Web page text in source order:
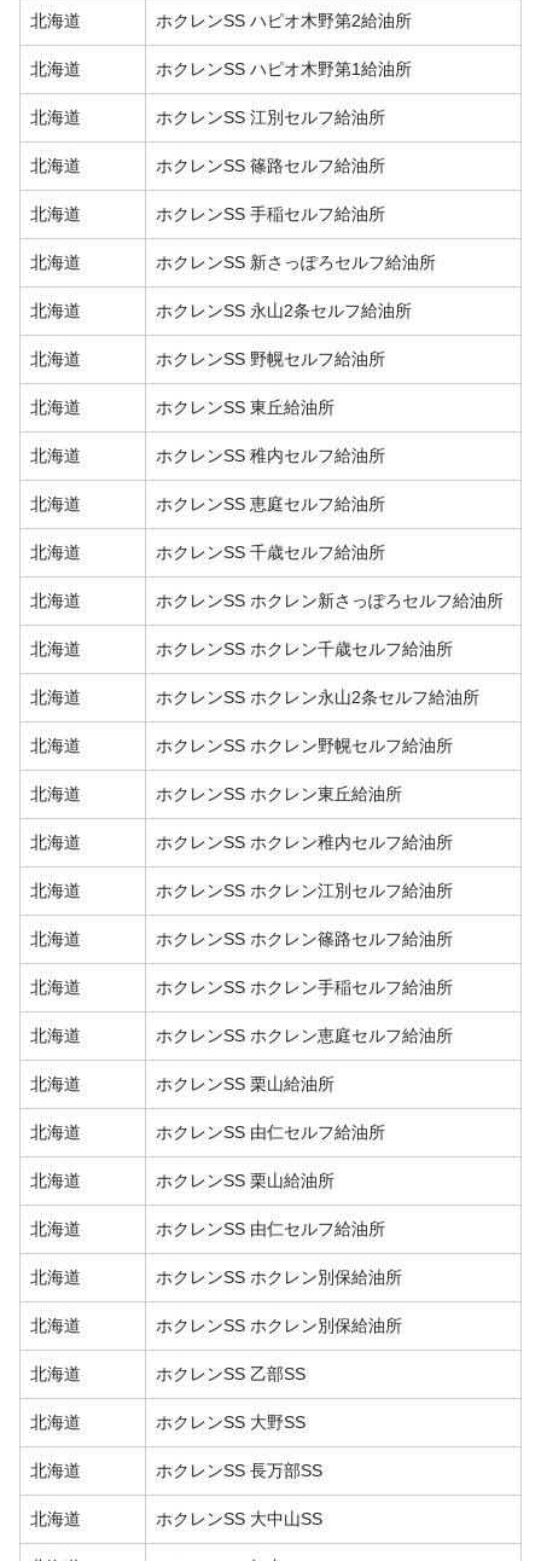
北海道 ホクレンSS ハピオ木野第2給油所
北海道 ホクレンSS ハピオ木野第1給油所
北海道 ホクレンSS 江別セルフ給油所
北海道 ホクレンSS 篠路セルフ給油所
北海道 ホクレンSS 手稲セルフ給油所
北海道 ホクレンSS 新さっぽろセルフ給油所
北海道 ホクレンSS 永山2条セルフ給油所
北海道 ホクレンSS 野幌セルフ給油所
北海道 ホクレンSS 東丘給油所
北海道 ホクレンSS 稚内セルフ給油所
北海道 ホクレンSS 恵庭セルフ給油所
北海道 ホクレンSS 千歳セルフ給油所
北海道 ホクレンSS ホクレン新さっぽろセルフ給油所
北海道 ホクレンSS ホクレン千歳セルフ給油所
北海道 ホクレンSS ホクレン永山2条セルフ給油所
北海道 ホクレンSS ホクレン野幌セルフ給油所
北海道 ホクレンSS ホクレン東丘給油所
北海道 ホクレンSS ホクレン稚内セルフ給油所
北海道 ホクレンSS ホクレン江別セルフ給油所
北海道 ホクレンSS ホクレン篠路セルフ給油所
北海道 ホクレンSS ホクレン手稲セルフ給油所
北海道 ホクレンSS ホクレン恵庭セルフ給油所
北海道 ホクレンSS 栗山給油所
北海道 ホクレンSS 由仁セルフ給油所
北海道 ホクレンSS 栗山給油所
北海道 ホクレンSS 由仁セルフ給油所
北海道 ホクレンSS ホクレン別保給油所
北海道 ホクレンSS ホクレン別保給油所
北海道 ホクレンSS 乙部SS
北海道 ホクレンSS 大野SS
北海道 ホクレンSS 長万部SS
北海道 ホクレンSS 大中山SS